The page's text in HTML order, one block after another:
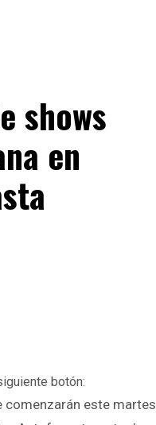
shows
en
botón:
comenzarán este martes